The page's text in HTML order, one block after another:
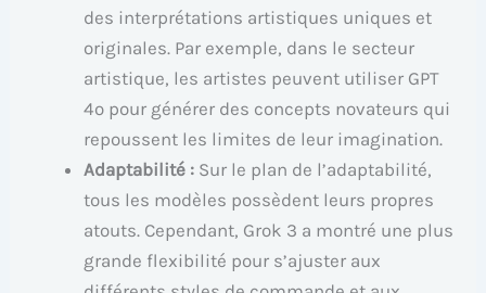
des interprétations artistiques uniques et
originales. Par exemple, dans le secteur
artistique, les artistes peuvent utiliser GPT
4o pour générer des concepts novateurs qui
repoussent les limites de leur imagination.
Adaptabilité : Sur le plan de l’adaptabilité,
tous les modèles possèdent leurs propres
atouts. Cependant, Grok 3 a montré une plus
grande flexibilité pour s’ajuster aux